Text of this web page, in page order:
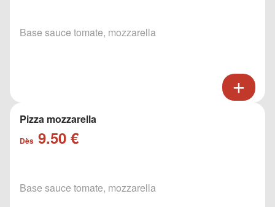
Base sauce tomate, mozzarella
Pizza mozzarella
Dès 9.50 €
Base sauce tomate, mozzarella